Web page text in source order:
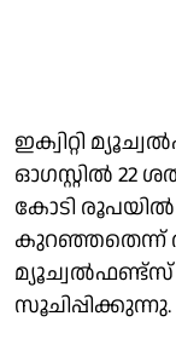
ഇക്വിറ്റി
ഓഗസ്റ്റില്‍ 22
കോടി രൂപയില്‍
മ്യൂച്വല്‍ഫണ്ട്‌സ്
സൂചിപ്പിക്കുന്നു.